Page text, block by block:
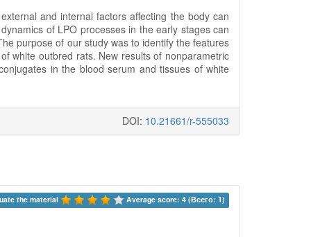
and internal factors affecting the body can
of LPO processes in the early stages can
purpose of our study was to identify the features
white outbred rats. New results of nonparametric
in the blood serum and tissues of white
DOI: 10.21661/r-555033
the material Average score: 4 (Всего: 1)